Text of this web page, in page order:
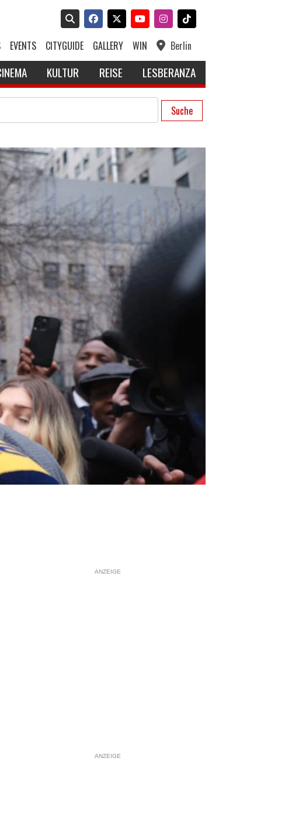
EVENTS CITYGUIDE GALLERY WIN Berlin
KULTUR REISE LESBERANZA
ANZEIGE
ANZEIGE